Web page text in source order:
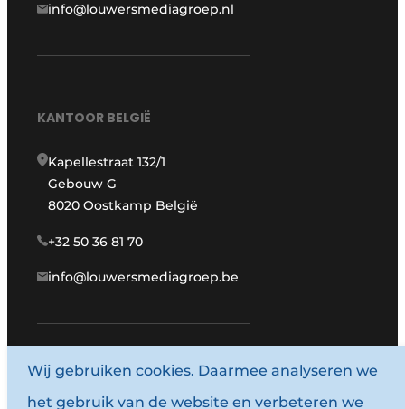
info@louwersmediagroep.nl
KANTOOR BELGIË
Kapellestraat 132/1
Gebouw G
8020 Oostkamp België
+32 50 36 81 70
info@louwersmediagroep.be
www.louwersmediagroep.com
© 1987 - 2026 Louwersmediagroep.
Wij gebruiken cookies. Daarmee analyseren we
het gebruik van de website en verbeteren we